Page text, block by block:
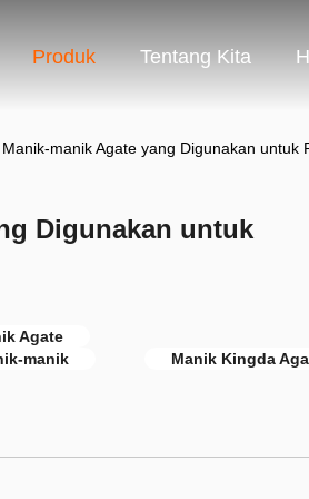
Produk Tentang Kita
Manik-manik Agate yang Digunakan untuk
Digunakan untuk
Agate
manik
Manik Kingda